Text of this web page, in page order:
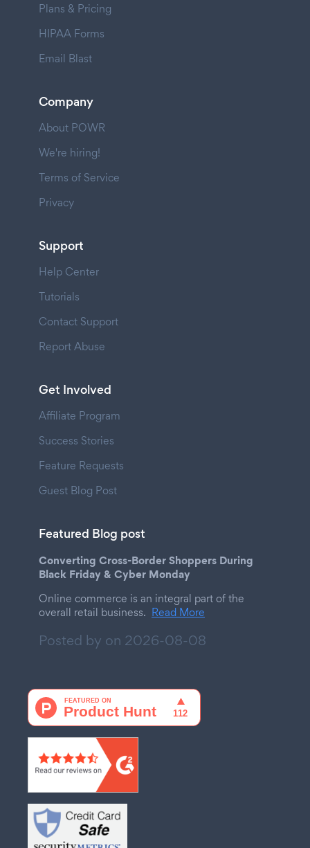
Plans & Pricing
HIPAA Forms
Email Blast
Company
About POWR
We're hiring!
Terms of Service
Privacy
Support
Help Center
Tutorials
Contact Support
Report Abuse
Get Involved
Affiliate Program
Success Stories
Feature Requests
Guest Blog Post
Featured Blog post
Converting Cross-Border Shoppers During
Black Friday & Cyber Monday
Online commerce is an integral part of the
overall retail business. Read More
Posted by on 2026-08-08